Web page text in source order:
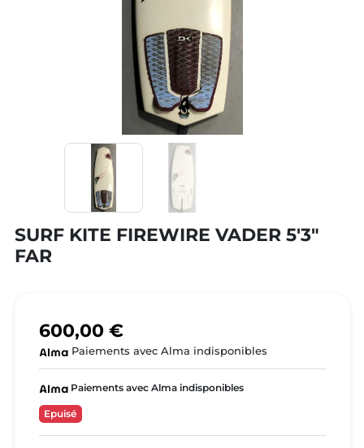
SURF KITE FIREWIRE VADER 5'3"
FAR
600,00 €
Paiements avec Alma indisponibles
Paiements avec Alma indisponibles
Epuisé